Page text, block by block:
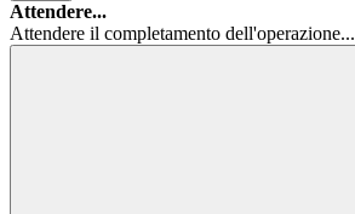
Attendere...
Attendere il completamento dell'operazione...